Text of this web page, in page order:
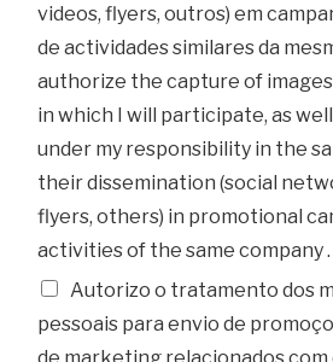
videos, flyers, outros) em
de actividades similares da
authorize the capture of
in which I will participate, as
under my responsibility in the
their dissemination (social
flyers, others) in promotional
activities of the same company .
Autorizo o tratamento dos
pessoais para envio de
de marketing relacionados